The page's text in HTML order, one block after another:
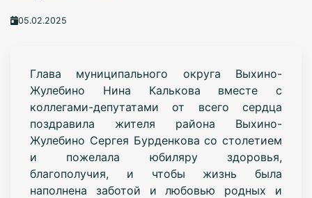
05.02.2025
Глава муниципального округа Выхино-
Жулебино Нина Калькова вместе с
коллегами-депутатами от всего сердца
поздравила жителя района Выхино-
Жулебино Сергея Бурденкова со столетием
и пожелала юбиляру здоровья,
благополучия, и чтобы жизнь была
наполнена заботой и любовью родных и